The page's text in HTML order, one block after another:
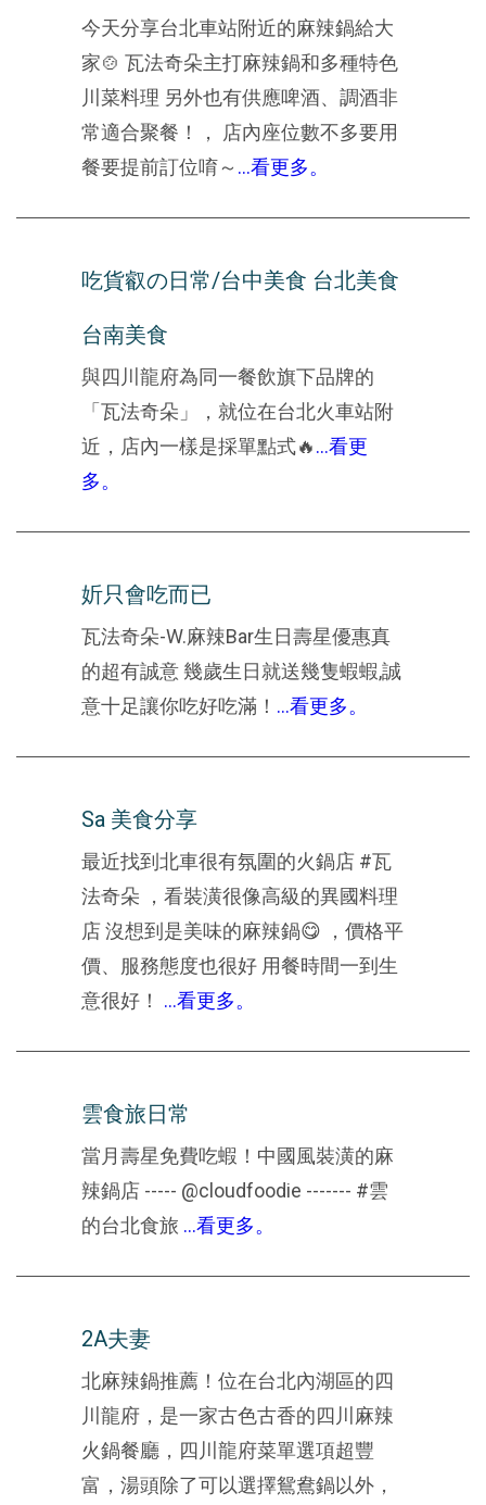
今天分享台北車站附近的麻辣鍋給大
家🍲 瓦法奇朵主打麻辣鍋和多種特色
川菜料理 另外也有供應啤酒、調酒非
常適合聚餐！， 店內座位數不多要用
餐要提前訂位唷～ ...看更多。
吃貨叡の日常/台中美食 台北美食
台南美食
與四川龍府為同一餐飲旗下品牌的
「瓦法奇朵」，就位在台北火車站附
近，店內一樣是採單點式🔥...看更
多。
妡只會吃而已
瓦法奇朵-W.麻辣Bar生日壽星優惠真
的超有誠意 幾歲生日就送幾隻蝦蝦,誠
意十足讓你吃好吃滿！ ...看更多。
Sa 美食分享
最近找到北車很有氛圍的火鍋店 #瓦
法奇朵 ，看裝潢很像高級的異國料理
店 沒想到是美味的麻辣鍋😋 ，價格平
價、服務態度也很好 用餐時間一到生
意很好！ ...看更多。
雲食旅日常
當月壽星免費吃蝦！中國風裝潢的麻
辣鍋店 ----- @cloudfoodie ------- #雲
的台北食旅 ...看更多。
2A夫妻
北麻辣鍋推薦！位在台北內湖區的四
川龍府，是一家古色古香的四川麻辣
火鍋餐廳，四川龍府菜單選項超豐
富，湯頭除了可以選擇鴛鴦鍋以外，